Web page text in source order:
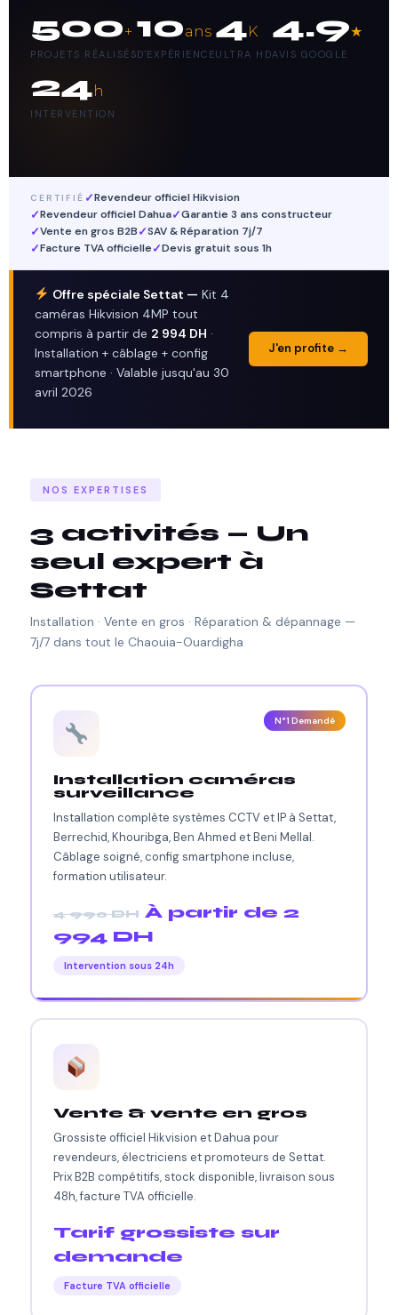
500+
PROJETS RÉALISÉS
10ans
D'EXPÉRIENCE
4K
ULTRA HD
4.9★
AVIS GOOGLE
24h
INTERVENTION
CERTIFIÉ
Revendeur officiel Hikvision
Revendeur officiel Dahua
Garantie 3 ans constructeur
Vente en gros B2B
SAV & Réparation 7j/7
Facture TVA officielle
Devis gratuit sous 1h
Offre spéciale Settat — Kit 4
caméras Hikvision 4MP tout
compris à partir de 2 994 DH ·
Installation + câblage + config
smartphone · Valable jusqu'au 30
avril 2026
J'en profite →
NOS EXPERTISES
3 activités — Un
seul expert à
Settat
Installation · Vente en gros · Réparation & dépannage —
7j/7 dans tout le Chaouia-Ouardigha
N°1 Demandé
Installation caméras
surveillance
Installation complète systèmes CCTV et IP à Settat,
Berrechid, Khouribga, Ben Ahmed et Beni Mellal.
Câblage soigné, config smartphone incluse,
formation utilisateur.
4 990 DH À partir de 2
994 DH
Intervention sous 24h
Vente & vente en gros
Grossiste officiel Hikvision et Dahua pour
revendeurs, électriciens et promoteurs de Settat.
Prix B2B compétitifs, stock disponible, livraison sous
48h, facture TVA officielle.
Tarif grossiste sur
demande
Facture TVA officielle